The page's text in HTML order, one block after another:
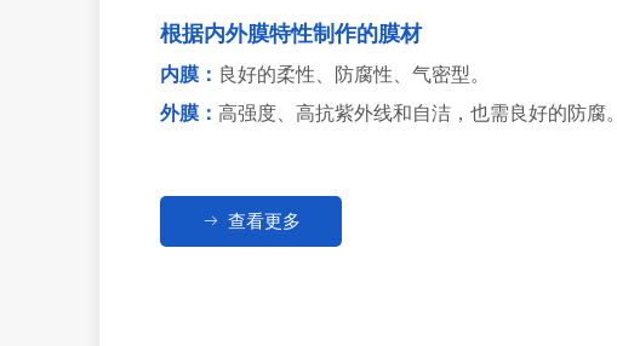
根据内外膜特性制作的膜材
内膜： 良好的柔性、防腐性、气密型。
外膜： 高强度、高抗紫外线和自洁，也需良好的防腐。
ꁹ 查看更多